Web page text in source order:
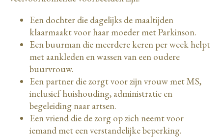
Een dochter die dagelijks de maaltijden
klaarmaakt voor haar moeder met Parkinson.
Een buurman die meerdere keren per week helpt
met aankleden en wassen van een oudere
buurvrouw.
Een partner die zorgt voor zijn vrouw met MS,
inclusief huishouding, administratie en
begeleiding naar artsen.
Een vriend die de zorg op zich neemt voor
iemand met een verstandelijke beperking.